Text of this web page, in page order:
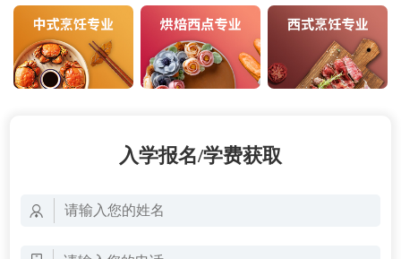
入学报名/学费获取